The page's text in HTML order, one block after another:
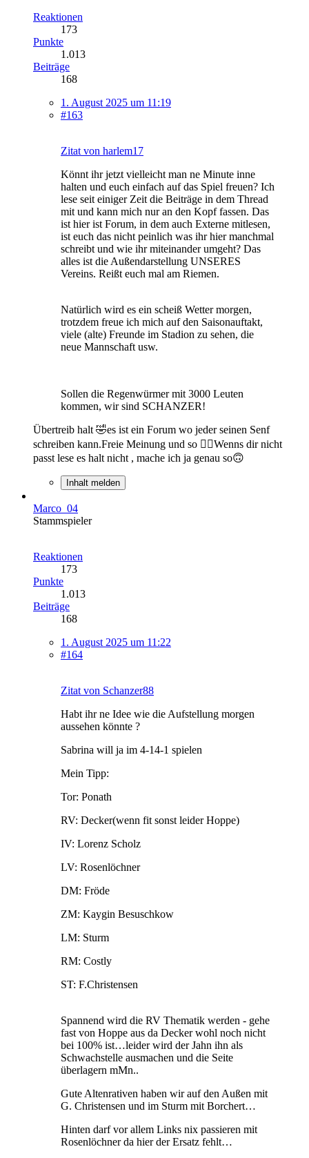
Reaktionen
173
Punkte
1.013
Beiträge
168
1. August 2025 um 11:19
#163
Zitat von harlem17
Könnt ihr jetzt vielleicht man ne Minute inne
halten und euch einfach auf das Spiel freuen? Ich
lese seit einiger Zeit die Beiträge in dem Thread
mit und kann mich nur an den Kopf fassen. Das
ist hier ist Forum, in dem auch Externe mitlesen,
ist euch das nicht peinlich was ihr hier manchmal
schreibt und wie ihr miteinander umgeht? Das
alles ist die Außendarstellung UNSERES
Vereins. Reißt euch mal am Riemen.
Natürlich wird es ein scheiß Wetter morgen,
trotzdem freue ich mich auf den Saisonauftakt,
viele (alte) Freunde im Stadion zu sehen, die
neue Mannschaft usw.
Sollen die Regenwürmer mit 3000 Leuten
kommen, wir sind SCHANZER!
Übertreib halt 🤣es ist ein Forum wo jeder seinen Senf
schreiben kann.Freie Meinung und so 🤷‍♂️Wenns dir nicht
passt lese es halt nicht , mache ich ja genau so🙃
Inhalt melden
Marco_04
Stammspieler
Reaktionen
173
Punkte
1.013
Beiträge
168
1. August 2025 um 11:22
#164
Zitat von Schanzer88
Habt ihr ne Idee wie die Aufstellung morgen
aussehen könnte ?
Sabrina will ja im 4-14-1 spielen
Mein Tipp:
Tor: Ponath
RV: Decker(wenn fit sonst leider Hoppe)
IV: Lorenz Scholz
LV: Rosenlöchner
DM: Fröde
ZM: Kaygin Besuschkow
LM: Sturm
RM: Costly
ST: F.Christensen
Spannend wird die RV Thematik werden - gehe
fast von Hoppe aus da Decker wohl noch nicht
bei 100% ist…leider wird der Jahn ihn als
Schwachstelle ausmachen und die Seite
überlagern mMn..
Gute Altenrativen haben wir auf den Außen mit
G. Christensen und im Sturm mit Borchert…
Hinten darf vor allem Links nix passieren mit
Rosenlöchner da hier der Ersatz fehlt…